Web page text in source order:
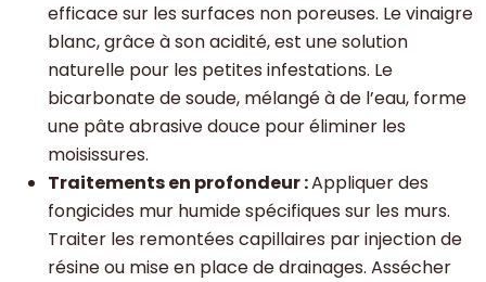
efficace sur les surfaces non poreuses. Le vinaigre
blanc, grâce à son acidité, est une solution
naturelle pour les petites infestations. Le
bicarbonate de soude, mélangé à de l’eau, forme
une pâte abrasive douce pour éliminer les
moisissures.
Traitements en profondeur :Appliquer des
fongicides mur humide spécifiques sur les murs.
Traiter les remontées capillaires par injection de
résine ou mise en place de drainages. Assécher